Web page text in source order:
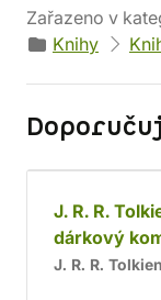
Zařazeno v
Knihy
J. R. R.
dárkový
J. R. R. Tolkien